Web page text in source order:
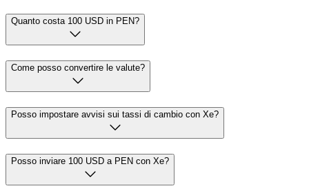
Quanto costa 100 USD in PEN?
Come posso convertire le valute?
Posso impostare avvisi sui tassi di cambio con Xe?
Posso inviare 100 USD a PEN con Xe?